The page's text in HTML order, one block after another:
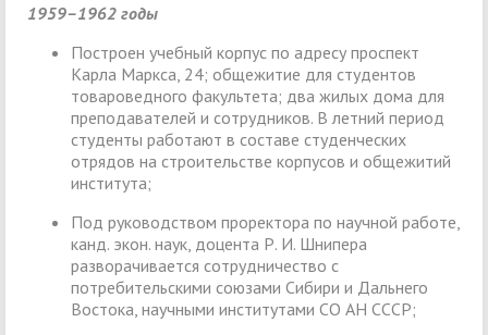
1959–1962 годы
Построен учебный корпус по адресу проспект
Карла Маркса, 24; общежитие для студентов
товароведного факультета; два жилых дома для
преподавателей и сотрудников. В летний период
студенты работают в составе студенческих
отрядов на строительстве корпусов и общежитий
института;
Под руководством проректора по научной работе,
канд. экон. наук, доцента Р. И. Шнипера
разворачивается сотрудничество с
потребительскими союзами Сибири и Дальнего
Востока, научными институтами СО АН СССР;